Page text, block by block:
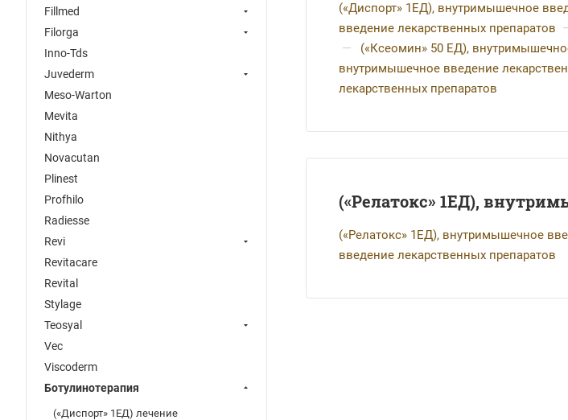
(«Диспорт» 1ЕД), внутримышечное
введение лекарственных препаратов
—
(«Ксеомин» 50 ЕД),
внутримышечное введение
лекарственных препаратов
(«Релатокс» 1ЕД),
(«Релатокс» 1ЕД), внутримышечное
введение лекарственных препаратов
Fillmed
Filorga
Inno-Tds
Juvederm
Meso-Warton
Mevita
Nithya
Novacutan
Plinest
Profhilo
Radiesse
Revi
Revitacare
Revital
Stylage
Teosyal
Vec
Viscoderm
Ботулинотерапия
(«Диспорт» 1ЕД) лечение